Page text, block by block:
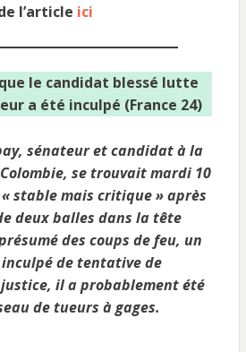
l’article ici
le candidat blessé lutte
a été inculpé (France 24)
sénateur et candidat à la
se trouvait mardi 10
stable mais critique » après
deux balles dans la tête
des coups de feu, un
de tentative de
il a probablement été
de tueurs à gages.